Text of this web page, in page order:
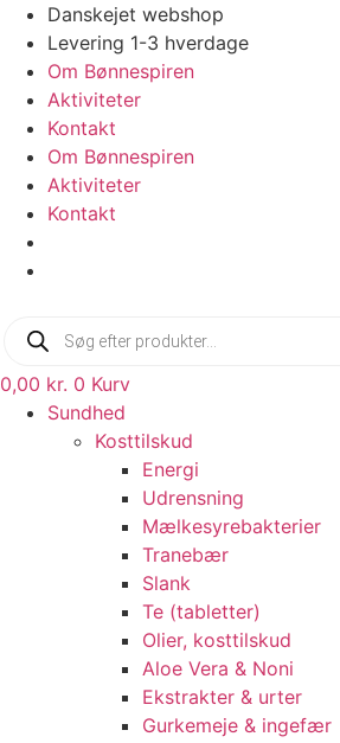
Videre
indhold
Danskejet webshop
Levering 1-3 hverdage
Om Bønnespiren
Aktiviteter
Kontakt
Om Bønnespiren
Aktiviteter
Kontakt
Products
search
0,00 kr. 0 Kurv
Sundhed
Kosttilskud
Energi
Udrensning
Mælkesyrebakterier
Tranebær
Slank
Te (tabletter)
Olier, kosttilskud
Aloe Vera & Noni
Ekstrakter & urter
Gurkemeje & ingefær